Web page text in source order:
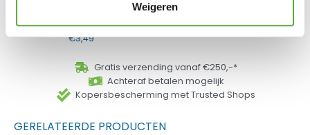
Weigeren
Durasonic 10 stuks AAA
Alkaline Batterij
€3,49
Gratis verzending vanaf €250,-*
Achteraf betalen mogelijk
Kopersbescherming met Trusted Shops
GERELATEERDE PRODUCTEN